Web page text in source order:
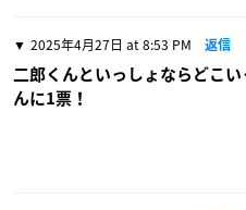
2025年4月27日 at 8:53 PM 返信
二郎くんといっしょならどこ
んに1票！